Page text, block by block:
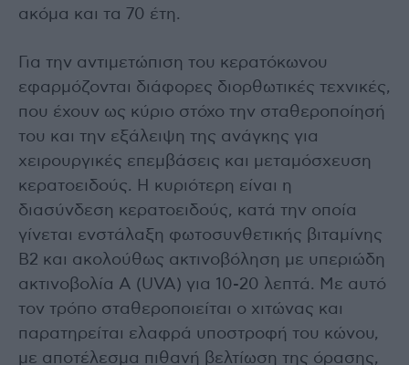
ακόμα και τα 70 έτη.
Για την αντιμετώπιση του κερατόκωνου
εφαρμόζονται διάφορες διορθωτικές τεχνικές,
που έχουν ως κύριο στόχο την σταθεροποίησή
του και την εξάλειψη της ανάγκης για
χειρουργικές επεμβάσεις και μεταμόσχευση
κερατοειδούς. Η κυριότερη είναι η
διασύνδεση κερατοειδούς, κατά την οποία
γίνεται ενστάλαξη φωτοσυνθετικής βιταμίνης
Β2 και ακολούθως ακτινοβόληση με υπεριώδη
ακτινοβολία Α (UVA) για 10-20 λεπτά. Με αυτό
τον τρόπο σταθεροποιείται ο χιτώνας και
παρατηρείται ελαφρά υποστροφή του κώνου,
με αποτέλεσμα πιθανή βελτίωση της όρασης,